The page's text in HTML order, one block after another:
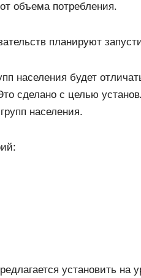
объема потребления.
планируют
населения будет
сделано с целью
населения.
установить на